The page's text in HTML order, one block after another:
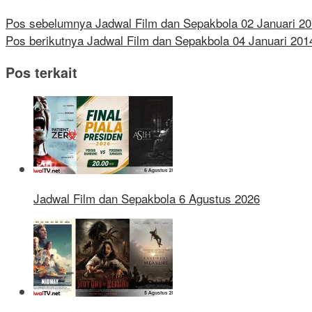
Pos sebelumnya Jadwal Film dan Sepakbola 02 Januari
Pos berikutnya Jadwal Film dan Sepakbola 04 Januari
Pos terkait
Jadwal Film dan Sepakbola 6 Agustus 2026